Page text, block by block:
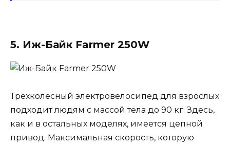
5. Иж-Байк Farmer 250W
Трёхколесный электровелосипед для взрослых
подходит людям с массой тела до 90 кг. Здесь,
как и в остальных моделях, имеется цепной
привод. Максимальная скорость, которую